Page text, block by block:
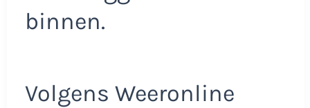
binnen.
Volgens Weeronline